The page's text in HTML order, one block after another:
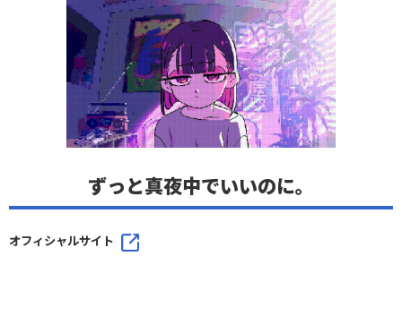
ずっと真夜中でいいのに。
オフィシャルサイト